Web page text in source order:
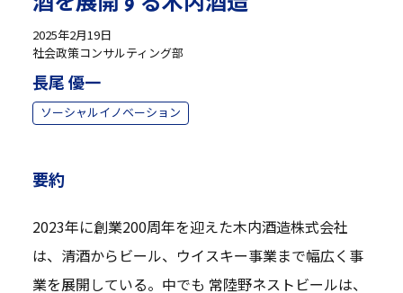
2025年2月19日
社会政策コンサルティング部
長尾 優一
ソーシャルイノベーション
要約
2023年に創業200周年を迎えた木内酒造株式会社
は、清酒からビール、ウイスキー事業まで幅広く事
業を展開している。中でも 常陸野ネストビールは、